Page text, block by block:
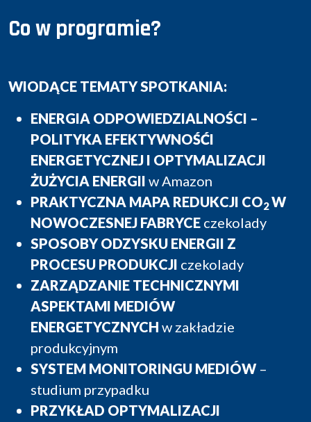
Co w programie?
WIODĄCE TEMATY SPOTKANIA:
ENERGIA ODPOWIEDZIALNOŚCI –
POLITYKA EFEKTYWNOŚĆI
ENERGETYCZNEJ I OPTYMALIZACJI
ŻUŻYCIA ENERGII w Amazon
PRAKTYCZNA MAPA REDUKCJI CO2W
NOWOCZESNEJ FABRYCE czekolady
SPOSOBY ODZYSKU ENERGII Z
PROCESU PRODUKCJI czekolady
ZARZĄDZANIE TECHNICZNYMI
ASPEKTAMI MEDIÓW
ENERGETYCZNYCH w zakładzie
produkcyjnym
SYSTEM MONITORINGU MEDIÓW –
studium przypadku
PRZYKŁAD OPTYMALIZACJI